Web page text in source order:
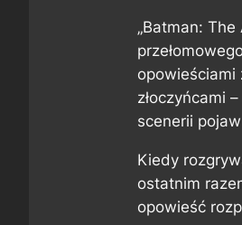
„Batman:
opowieściami
złoczyńcami
scenerii
Kiedy
ostatnim
opowieść